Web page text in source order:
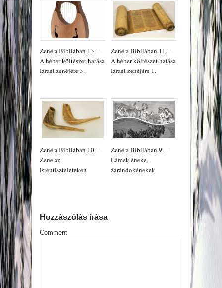
Zene a Bibliában 13. –
A héber költészet hatása
Izrael zenéjére 3.
Zene a Bibliában 11. –
A héber költészet hatása
Izrael zenéjére 1.
Zene a Bibliában 10. –
Zene az
istentiszteleteken
Zene a Bibliában 9. –
Lámek éneke,
zarándokénekek
Hozzászólás írása
Comment